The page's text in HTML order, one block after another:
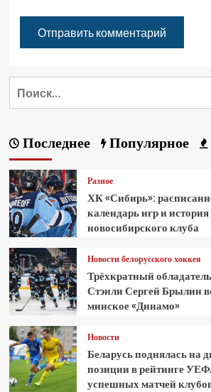
Последнее Популярное
Разное
ХК «Сибирь»:
календарь игр и история
новосибирского клуба
Новости белорусского хоккея
Трёхкратный
Стэнли Сергей Брылин
минское «Динамо»
Новости
Беларусь поднялась на
позиции в рейтинге
успешных матчей